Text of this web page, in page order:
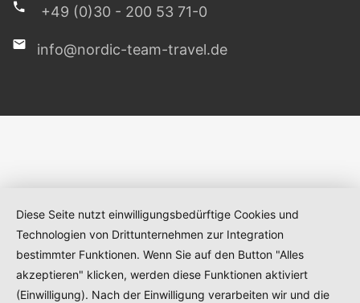
+49 (0)30 - 200 53 71-0
info@nordic-team-travel.de
Diese Seite nutzt einwilligungsbedürftige Cookies und
Technologien von Drittunternehmen zur Integration
bestimmter Funktionen. Wenn Sie auf den Button "Alles
akzeptieren" klicken, werden diese Funktionen aktiviert
(Einwilligung). Nach der Einwilligung verarbeiten wir und die